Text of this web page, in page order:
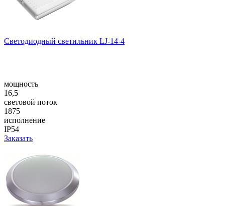
Светодиодный светильник LJ-14-4
мощность
16,5
световой поток
1875
исполнение
IP54
Заказать